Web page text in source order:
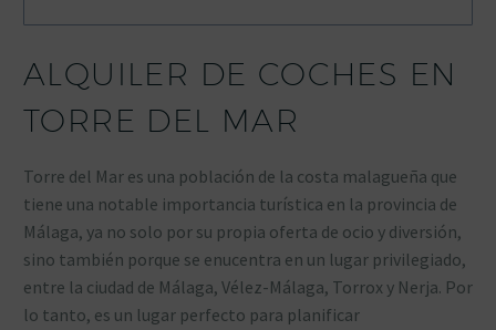
ALQUILER DE COCHES EN
TORRE DEL MAR
Torre del Mar es una población de la costa malagueña que
tiene una notable importancia turística en la provincia de
Málaga, ya no solo por su propia oferta de ocio y diversión,
sino también porque se enucentra en un lugar privilegiado,
entre la ciudad de Málaga, Vélez-Málaga, Torrox y Nerja. Por
lo tanto, es un lugar perfecto para planificar